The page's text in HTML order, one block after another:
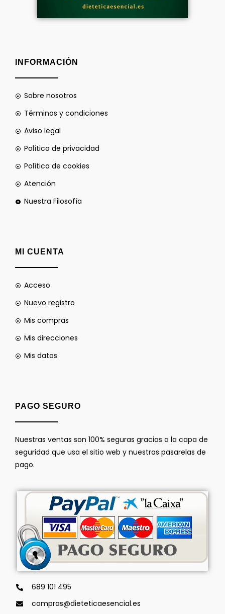
INFORMACIÓN
Sobre nosotros
Términos y condiciones
Aviso legal
Política de privacidad
Política de cookies
Atención
Nuestra Filosofía
MI CUENTA
Acceso
Nuevo registro
Mis compras
Mis direcciones
Mis datos
PAGO SEGURO
Nuestras ventas son 100% seguras gracias a la capa de
seguridad que usa el sitio web y nuestras pasarelas de
pago.
689 101 495
compras@dieteticaesencial.es